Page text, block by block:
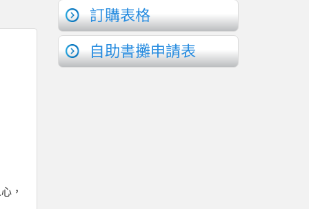
，
訂購表格
自助書攤申請表